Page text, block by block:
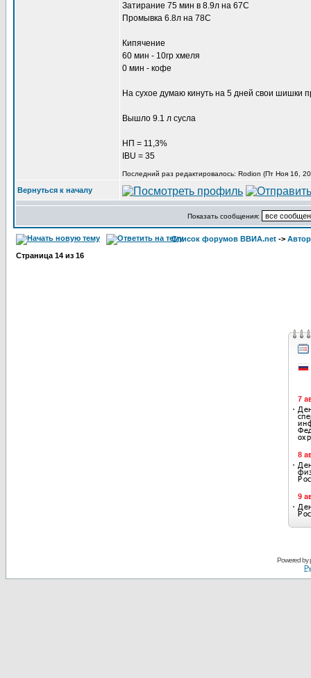
Затирание 75 мин в 8.9л на 67С
Промывка 6.8л на 78C
Кипячение
60 мин - 10гр хмеля
0 мин - кофе
На сухое думаю кинуть на 5 дней свои шишки
Вышло 9.1 л сусла
НП = 11,3%
IBU = 35
Последний раз редактировалось: Rodion (Пт Ноя 16,
Вернуться к началу
Показать сообщения:
Список форумов ВВИА.net ->
Страница 14 из 16
Powered by